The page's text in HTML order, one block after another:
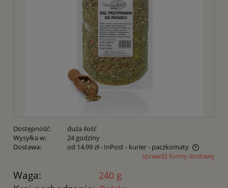
Dostępność:
duża ilość
Wysyłka w:
24 godziny
Dostawa:
od 14,99 zł- InPost - kurier - paczkomaty
Cena nie zawiera ewentualnych kosztów płatnościsprawdź formy dostawy
Waga: 240 g